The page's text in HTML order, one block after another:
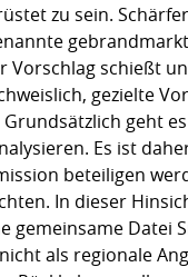
zu sein.
schießt
gezielte
geht
Es ist
beteiligen
In dieser
Datei
als regionale